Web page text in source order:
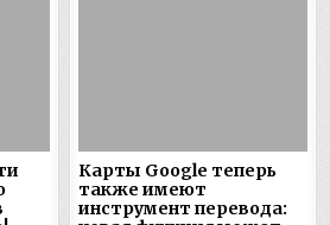
Карты Google теперь
также имеют
инструмент перевода: